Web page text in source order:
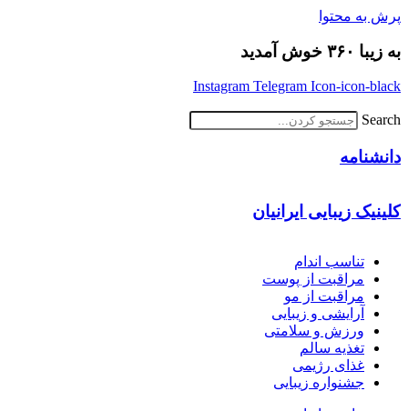
پرش به محتوا
به زیبا ۳۶۰ خوش آمدید
Instagram Telegram Icon-icon-black
Search
دانشنامه
کلینیک زیبایی ایرانیان
تناسب اندام
مراقبت از پوست
مراقبت از مو
آرایشی و زیبایی
ورزش و سلامتی
تغذیه سالم
غذای رژیمی
جشنواره زیبایی